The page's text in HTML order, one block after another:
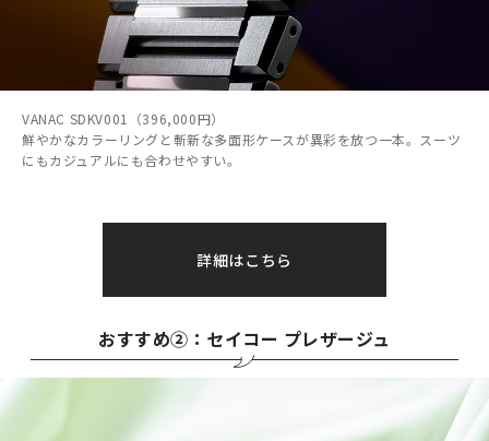
VANAC SDKV001（396,000円）
鮮やかなカラーリングと斬新な多面形ケースが異彩を放つ一本。スーツ
にもカジュアルにも合わせやすい。
詳細はこちら
おすすめ②：セイコー プレザージュ